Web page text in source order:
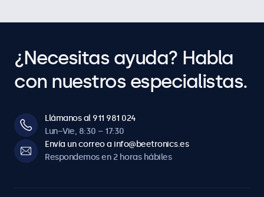
Compatibilidad
10HB9M/U1, 12HB9M/U1, 15HB9M/U1, 17HB9M/U1,
19HB9M/U1, 22HB9M/U1, 24HB9M/U1, 27HB9M/U1
¿Necesitas ayuda? Habla
con nuestros especialistas.
Llámanos al 911 981 024
Lun–Vie, 8:30 – 17:30
Envía un correo a info@beetronics.es
Respondemos en 2 horas hábiles